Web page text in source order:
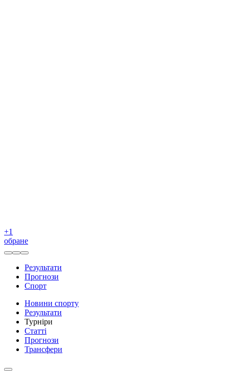
+1
обране
Результати
Прогнози
Спорт
Новини спорту
Результати
Турніри
Статті
Прогнози
Трансфери